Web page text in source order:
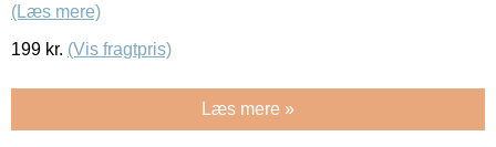
(Læs mere)
199 kr. (Vis fragtpris)
Læs mere »